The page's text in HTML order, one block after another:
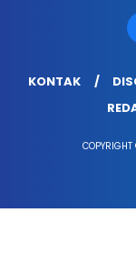
KONTAK